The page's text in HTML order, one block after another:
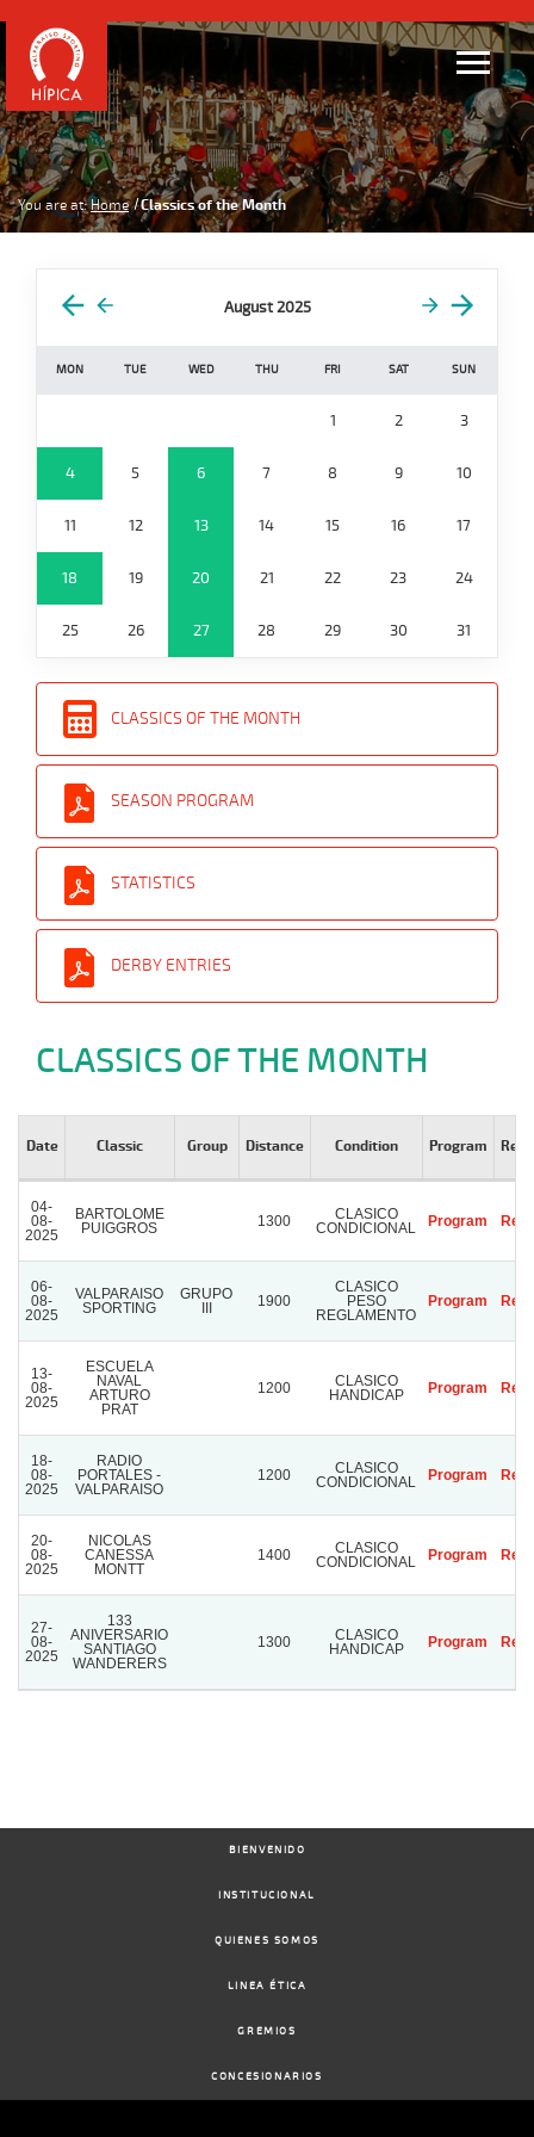
You are at: Home Classics of the Month
August 2025
MON TUE WED THU FRI SAT SUN
1 2 3
4 5 6 7 8 9 10
11 12 13 14 15 16 17
18 19 20 21 22 23 24
25 26 27 28 29 30 31
CLASSICS OF THE MONTH
SEASON PROGRAM
STATISTICS
DERBY ENTRIES
CLASSICS OF THE MONTH
Date Classic Group Distance Condition Program
04-
08-
2025
BARTOLOME
PUIGGROS
1300
CLASICO
CONDICIONAL
Program
06-
08-
2025
VALPARAISO
SPORTING
GRUPO
III
1900
CLASICO
PESO
REGLAMENTO
Program
13-
08-
2025
ESCUELA
NAVAL
ARTURO
PRAT
1200
CLASICO
HANDICAP
Program
18-
08-
2025
RADIO
PORTALES -
VALPARAISO
1200
CLASICO
CONDICIONAL
Program
20-
08-
2025
NICOLAS
CANESSA
MONTT
1400
CLASICO
CONDICIONAL
Program
27-
08-
2025
133
ANIVERSARIO
SANTIAGO
WANDERERS
1300
CLASICO
HANDICAP
Program
BIENVENIDO
INSTITUCIONAL
QUIENES SOMOS
LINEA ÉTICA
GREMIOS
CONCESIONARIOS